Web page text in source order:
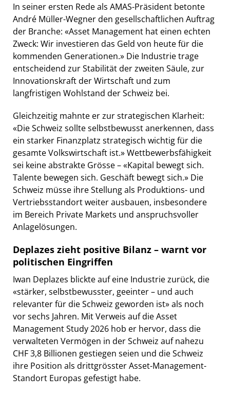
In seiner ersten Rede als AMAS-Präsident betonte
André Müller-Wegner den gesellschaftlichen Auftrag
der Branche: «Asset Management hat einen echten
Zweck: Wir investieren das Geld von heute für die
kommenden Generationen.» Die Industrie trage
entscheidend zur Stabilität der zweiten Säule, zur
Innovationskraft der Wirtschaft und zum
langfristigen Wohlstand der Schweiz bei.
Gleichzeitig mahnte er zur strategischen Klarheit:
«Die Schweiz sollte selbstbewusst anerkennen, dass
ein starker Finanzplatz strategisch wichtig für die
gesamte Volkswirtschaft ist.» Wettbewerbsfähigkeit
sei keine abstrakte Grösse – «Kapital bewegt sich.
Talente bewegen sich. Geschäft bewegt sich.» Die
Schweiz müsse ihre Stellung als Produktions- und
Vertriebsstandort weiter ausbauen, insbesondere
im Bereich Private Markets und anspruchsvoller
Anlagelösungen.
Deplazes zieht positive Bilanz – warnt vor
politischen Eingriffen
Iwan Deplazes blickte auf eine Industrie zurück, die
«stärker, selbstbewusster, geeinter – und auch
relevanter für die Schweiz geworden ist» als noch
vor sechs Jahren. Mit Verweis auf die Asset
Management Study 2026 hob er hervor, dass die
verwalteten Vermögen in der Schweiz auf nahezu
CHF 3,8 Billionen gestiegen seien und die Schweiz
ihre Position als drittgrösster Asset-Management-
Standort Europas gefestigt habe.